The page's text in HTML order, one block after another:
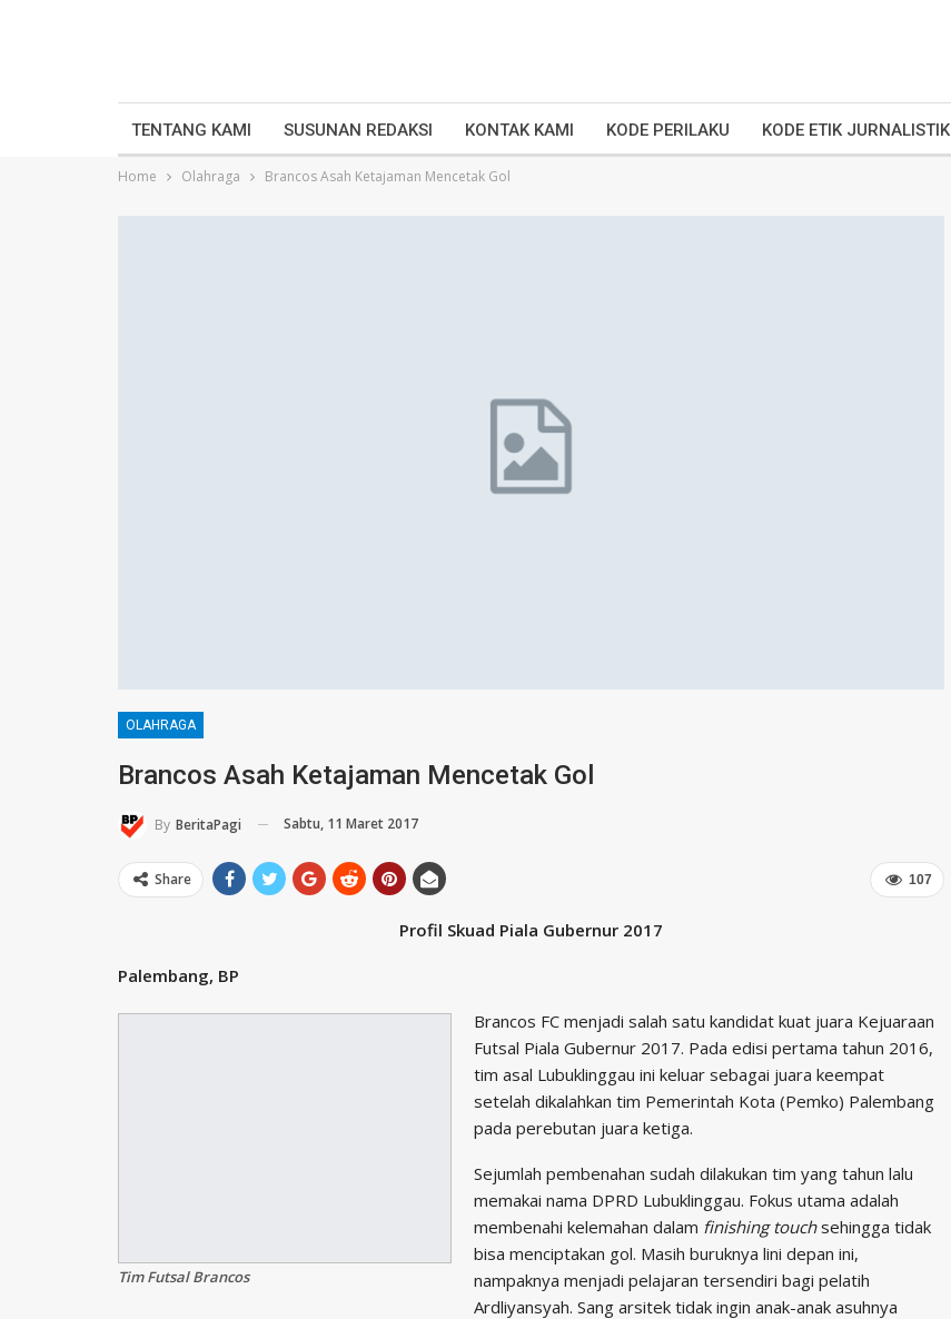
TENTANG KAMI SUSUNAN REDAKSI KONTAK KAMI KODE PERILAKU KODE ETIK JURNALISTIK
Home Olahraga Brancos Asah Ketajaman Mencetak Gol
OLAHRAGA
Brancos Asah Ketajaman Mencetak Gol
By BeritaPagi Sabtu, 11 Maret 2017
107
Share
Profil Skuad Piala Gubernur 2017
Palembang, BP
Tim Futsal Brancos
Brancos FC menjadi salah satu kandidat kuat juara Kejuaraan
Futsal Piala Gubernur 2017. Pada edisi pertama tahun 2016,
tim asal Lubuklinggau ini keluar sebagai juara keempat
setelah dikalahkan tim Pemerintah Kota (Pemko) Palembang
pada perebutan juara ketiga.
Sejumlah pembenahan sudah dilakukan tim yang tahun lalu
memakai nama DPRD Lubuklinggau. Fokus utama adalah
membenahi kelemahan dalam finishing touchsehingga tidak
bisa menciptakan gol. Masih buruknya lini depan ini,
nampaknya menjadi pelajaran tersendiri bagi pelatih
Ardliyansyah. Sang arsitek tidak ingin anak-anak asuhnya